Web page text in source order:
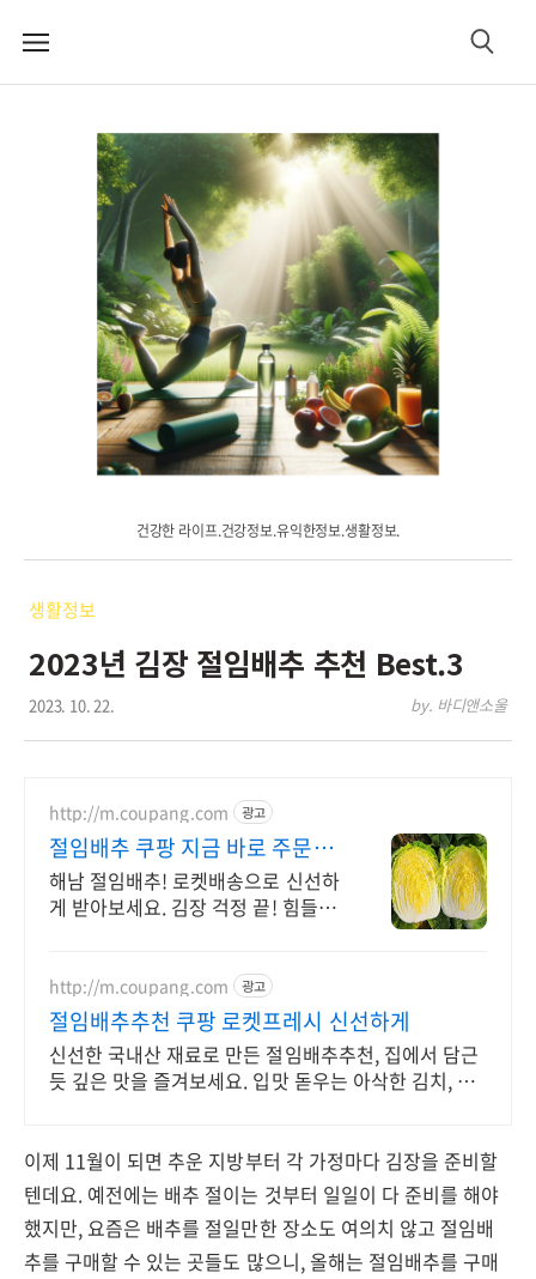
메
검
건강한 라이프.건강정보.유익한정보.생활정보.
생활정보
2023년 김장 절임배추 추천 Best.3
2023. 10. 22. by. 바디앤소울
http://m.coupang.com 광고
절임배추 쿠팡 지금 바로 주문하
세요
해남 절임배추! 로켓배송으로 신선하
게 받아보세요. 김장 걱정 끝! 힘들었
http://m.coupang.com 광고
절임배추추천 쿠팡 로켓프레시 신선하게
신선한 국내산 재료로 만든 절임배추추천, 집에서 담근
듯 깊은 맛을 즐겨보세요. 입맛 돋우는 아삭한 김치, 식
이제 11월이 되면 추운 지방부터 각 가정마다 김장을 준비할
텐데요. 예전에는 배추 절이는 것부터 일일이 다 준비를 해야
했지만, 요즘은 배추를 절일만한 장소도 여의치 않고 절임배
추를 구매할 수 있는 곳들도 많으니, 올해는 절임배추를 구매